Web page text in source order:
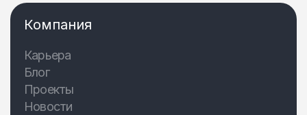
Компания
Карьера
Блог
Проекты
Новости